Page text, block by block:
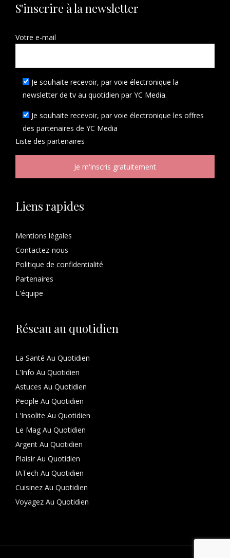
S'inscrire à la newsletter
Votre e-mail
Je souhaite recevoir, par voie électronique la
newsletter de tv au quotidien par YC Media.
Je souhaite recevoir, par voie électronique les offres
des partenaires de YC Media
Liste des partenaires
Liens rapides
Mentions légales
Contactez-nous
Politique de confidentialité
Partenaires
L'équipe
Réseau au quotidien
La Santé Au Quotidien
L'Info Au Quotidien
Astuces Au Quotidien
People Au Quotidien
L'Insolite Au Quotidien
Le Mag Au Quotidien
Argent Au Quotidien
Plaisir Au Quotidien
IATech Au Quotidien
Cuisinez Au Quotidien
Voyagez Au Quotidien